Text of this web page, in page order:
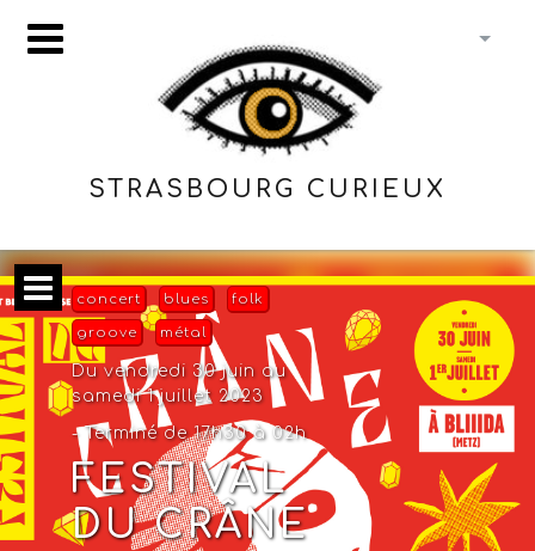
STRASBOURG CURIEUX
concert blues folk
groove métal
Du vendredi 30 juin au
samedi 1 juillet 2023
- Terminé de 17h30 à 02h
FESTIVAL
DU CRÂNE